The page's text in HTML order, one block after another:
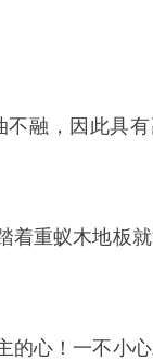
融，因此具
着重蚁木地板
的心！一不小